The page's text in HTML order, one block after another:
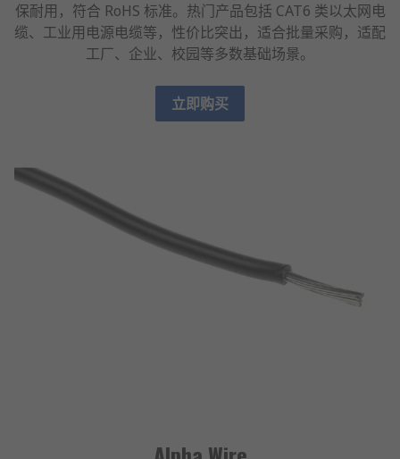
保耐用，符合 RoHS 标准。热门产品包括 CAT6 类以太网电
缆、工业用电源电缆等，性价比突出，适合批量采购，适配
工厂、企业、校园等多数基础场景。
立即购买